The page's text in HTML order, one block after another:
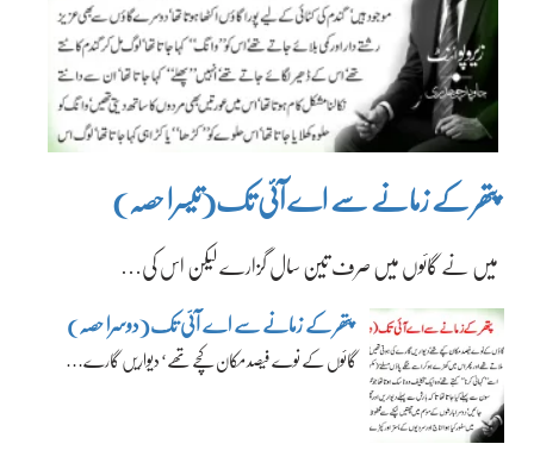
پتھر کے زمانے سے اے آئی تک(تیسرا حصہ)
میں نے گائوں میں صرف تین سال گزارے لیکن اس کی…
پتھر کے زمانے سے اے آئی تک(دوسرا حصہ)
گائوں کے نوے فیصد مکان کچے تھے‘ دیواریں گارے…